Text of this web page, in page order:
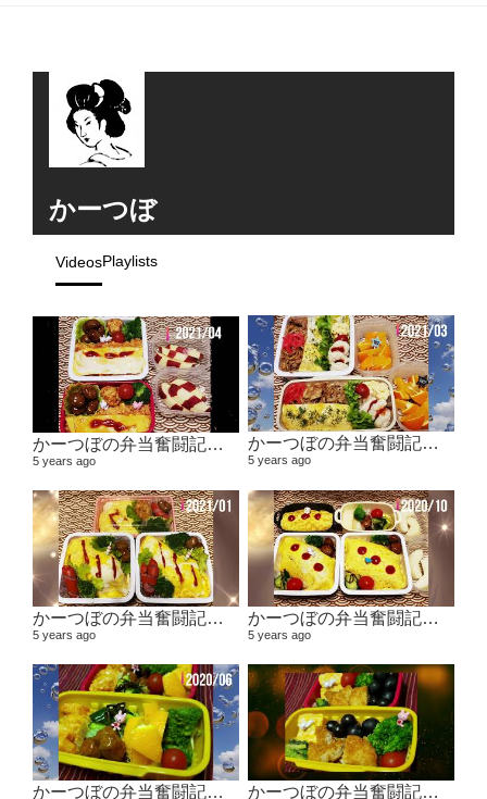
かーつぼ
VideosPlaylists
かーつぼの弁当奮闘記その6 【２０２１年４月～５月】
5 years ago
かーつぼの弁当奮闘記その5 【２０２１年２月～３月】
5 years ago
かーつぼの弁当奮闘記その４ 【２０２０年１１月～２０２１年１月】
5 years ago
かーつぼの弁当奮闘記その３ 【２０２０年８・９月～１０月】
5 years ago
かーつぼの弁当奮闘記その２ 【２０２０年６月～７月】 かーつぼの弁当奮闘記その1 2020年４月～５月